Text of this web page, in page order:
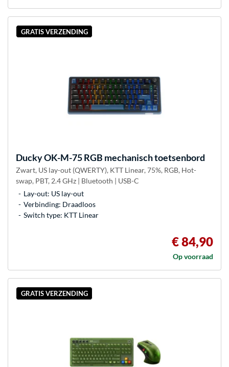
GRATIS VERZENDING
DuckyOK-M-75 RGB mechanisch toetsenbord
Zwart, US lay-out (QWERTY), KTT Linear, 75%, RGB, Hot-
swap, PBT, 2.4 GHz | Bluetooth | USB-C
Lay-out: US lay-out
Verbinding: Draadloos
Switch type: KTT Linear
€ 84,90
Op voorraad
GRATIS VERZENDING